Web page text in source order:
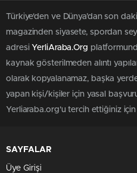
Türkiye'den ve Dünya’dan son
magazinden siyasete, spordan
adresi YerliAraba.Org
kaynak gösterilmeden alıntı
olarak kopyalanamaz, başka yerde
yapan kişi/kişiler için yasal
Yerliaraba.org'u tercih ettiğiniz
SAYFALAR
Üye Girişi